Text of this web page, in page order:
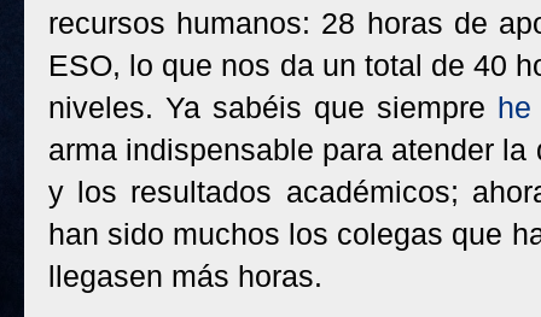
recursos humanos: 28 horas de
ESO, lo que nos da un total de 40
niveles. Ya sabéis que siempre he
arma indispensable para atender
y los resultados académicos;
han sido muchos los colegas que
llegasen más horas.